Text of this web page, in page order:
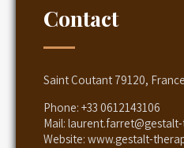
Contact
Saint Coutant 79120, France
Phone: +33 0612143106
Mail:
Website: www.gestalt-